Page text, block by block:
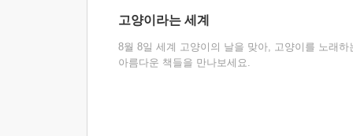
고양이라는 세계
8월 8일 세계 고양이의 날을 맞아, 고양이를 노래하
아름다운 책들을 만나보세요.